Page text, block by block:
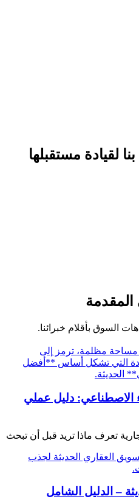
لقيادة مستقبلها
السوق بأقلام خبرائنا.
الاصطناعي: دليل عملي
تعرف ماذا تريد قبل أن تبحث
– الدليل الشامل